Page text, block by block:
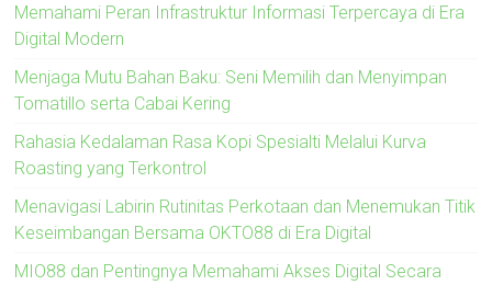
Memahami Peran Infrastruktur Informasi Terpercaya di Era
Digital Modern
Menjaga Mutu Bahan Baku: Seni Memilih dan Menyimpan
Tomatillo serta Cabai Kering
Rahasia Kedalaman Rasa Kopi Spesialti Melalui Kurva
Roasting yang Terkontrol
Menavigasi Labirin Rutinitas Perkotaan dan Menemukan Titik
Keseimbangan Bersama OKTO88 di Era Digital
MIO88 dan Pentingnya Memahami Akses Digital Secara